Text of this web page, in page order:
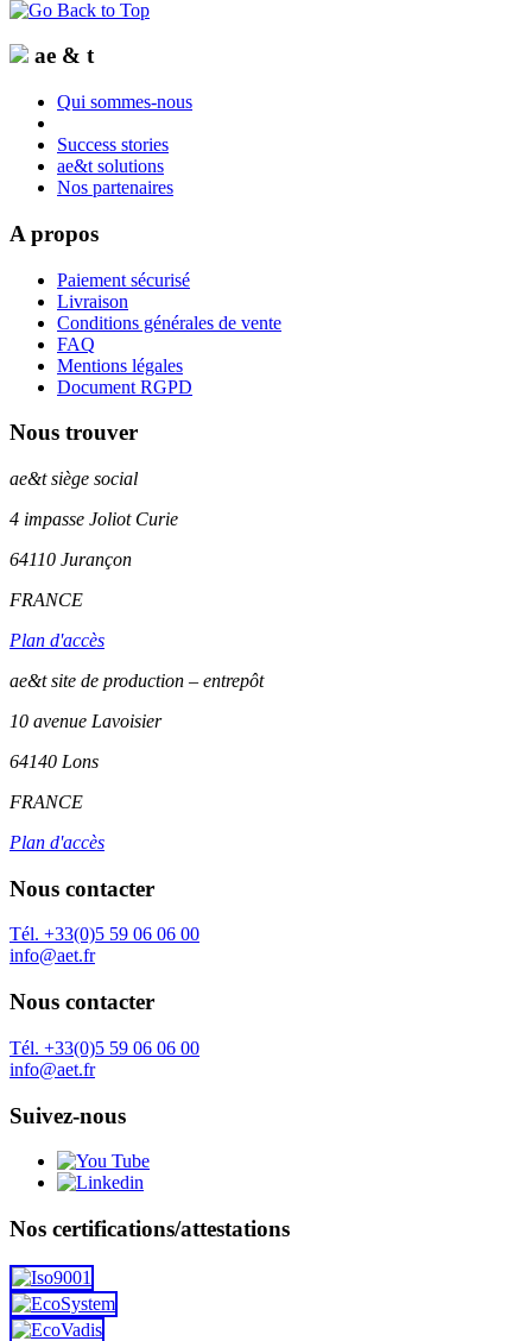
ae & t
Qui sommes-nous
Success stories
ae&t solutions
Nos partenaires
A propos
Paiement sécurisé
Livraison
Conditions générales de vente
FAQ
Mentions légales
Document RGPD
Nous trouver
ae&tsiège social
4 impasse Joliot Curie
64110 Jurançon
FRANCE
Plan d'accès
ae&t site de production – entrepôt
10 avenue Lavoisier
64140 Lons
FRANCE
Plan d'accès
Nous contacter
Tél. +33(0)5 59 06 06 00
info@aet.fr
Nous contacter
Tél. +33(0)5 59 06 06 00
info@aet.fr
Suivez-nous
Nos certifications/attestations